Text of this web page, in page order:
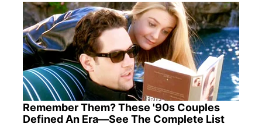
Remember Them? These '90s Couples
Defined An Era—See The Complete List